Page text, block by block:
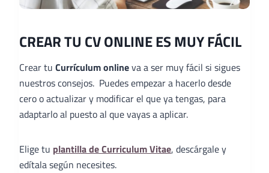
CREAR TU CV ONLINE ES MUY FÁCIL
Crear tu Currículum onlineva a ser muy fácil si sigues
nuestros consejos. Puedes empezar a hacerlo desde
cero o actualizar y modificar el que ya tengas, para
adaptarlo al puesto al que vayas a aplicar.
Elige tu plantilla de Curriculum Vitae, descárgale y
edítala según necesites.